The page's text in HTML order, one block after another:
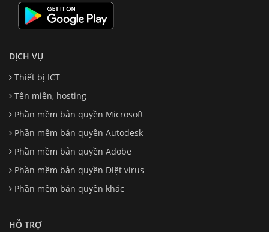
DỊCH VỤ
Thiết bị ICT
Tên miền, hosting
Phần mềm bản quyền Microsoft
Phần mềm bản quyền Autodesk
Phần mềm bản quyền Adobe
Phần mềm bản quyền Diệt virus
Phần mềm bản quyền khác
HỖ TRỢ